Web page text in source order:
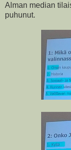
Alman median
puhunut.